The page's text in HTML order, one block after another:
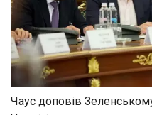
Чаус доповів